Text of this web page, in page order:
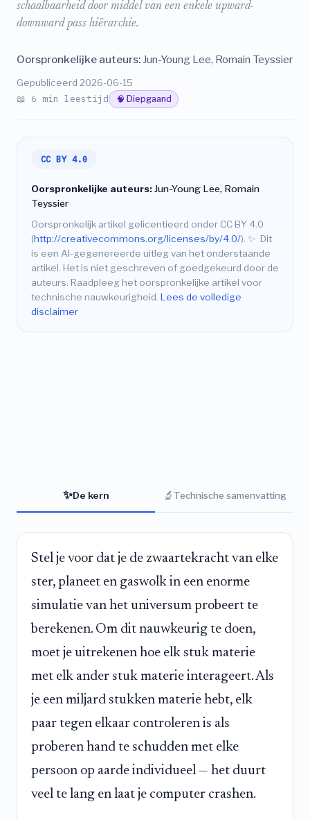
schaalbaarheid door middel van een enkele upward-
downward pass hiërarchie.
Oorspronkelijke auteurs: Jun-Young Lee, Romain Teyssier
Gepubliceerd 2026-06-15
📖 6 min leestijd 🧠 Diepgaand
CC BY 4.0
Oorspronkelijke auteurs:Jun-Young Lee, Romain
Teyssier
Oorspronkelijk artikel gelicentieerd onder CC BY 4.0
(http://creativecommons.org/licenses/by/4.0/). ✨ Dit
is een AI-gegenereerde uitleg van het onderstaande
artikel. Het is niet geschreven of goedgekeurd door de
auteurs. Raadpleeg het oorspronkelijke artikel voor
technische nauwkeurigheid. Lees de volledige
disclaimer
✨De kern 🔬 Technische samenvatting
Stel je voor dat je de zwaartekracht van elke
ster, planeet en gaswolk in een enorme
simulatie van het universum probeert te
berekenen. Om dit nauwkeurig te doen,
moet je uitrekenen hoe elk stuk materie
met elk ander stuk materie interageert. Als
je een miljard stukken materie hebt, elk
paar tegen elkaar controleren is als
proberen hand te schudden met elke
persoon op aarde individueel — het duurt
veel te lang en laat je computer crashen.